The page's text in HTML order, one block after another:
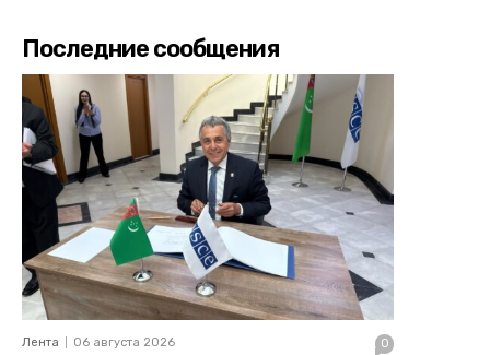
Последние сообщения
Лента 06 августа 2026 0